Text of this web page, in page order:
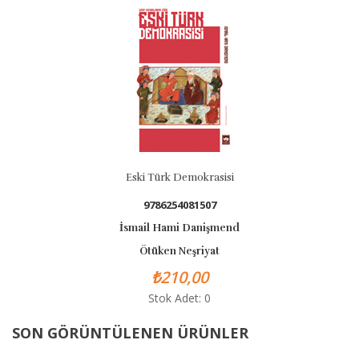
Eski Türk Demokrasisi
9786254081507
İsmail Hami Danişmend
Ötüken Neşriyat
₺210,00
Stok Adet: 0
SON GÖRÜNTÜLENEN ÜRÜNLER